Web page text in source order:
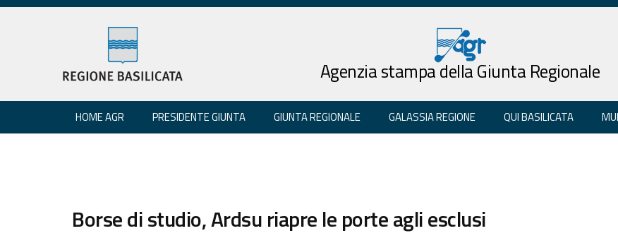
Agenzia stampa della Giunta Regionale
HOME AGR PRESIDENTE GIUNTA GIUNTA REGIONALE GALASSIA REGIONE QUI BASILICATA
Borse di studio, Ardsu riapre le porte agli esclusi